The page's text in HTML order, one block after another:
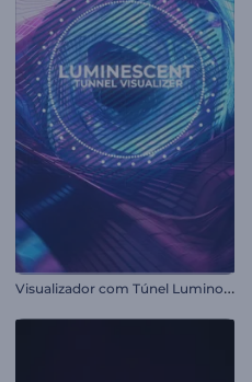
V
isualizador com Túnel Luminoso